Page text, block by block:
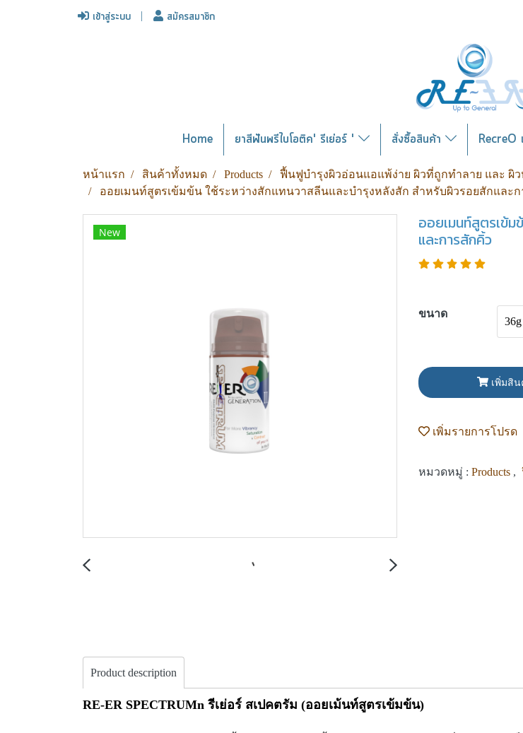
เข้าสู่ระบบ สมัครสมาชิก
Home ยาสีฟันพรีไบโอติค' รีเย่อร์ ' สั่งซื้อสินค้า RecreO
หน้าแรก สินค้าทั้งหมด Products
ฟื้นฟูบำรุงผิวอ่อนแอแพ้ง่าย ผิวที่ถูกทำลาย และ ผิ
ออยเมนท์สูตรเข้มข้น ใช้ระหว่างสักแทนวาสลีนและบำรุงหลังสัก สำหรับผิวรอยสักและ
New
ออยเมนท์สูตรเข้ม
และการสักคิ้ว
ขนาด
36g
เพิ่มสิน
เพิ่มรายการโปรด
หมวดหมู่ : Products ,
Product description
RE-ER SPECTRUMn รีเย่อร์ สเปคตรัม (ออยเม้นท์สูตรเข้มข้น)